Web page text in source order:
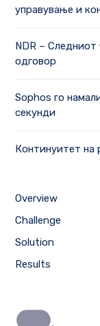
управување и
NDR –
одговор
Sophos го
секунди
Континуитет на
Overview
Challenge
Solution
Results